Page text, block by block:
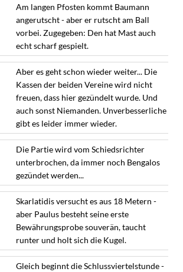
Am langen Pfosten kommt Baumann
angerutscht - aber er rutscht am Ball
vorbei. Zugegeben: Den hat Mast auch
echt scharf gespielt.
Aber es geht schon wieder weiter... Die
Kassen der beiden Vereine wird nicht
freuen, dass hier gezündelt wurde. Und
auch sonst Niemanden. Unverbesserliche
gibt es leider immer wieder.
Die Partie wird vom Schiedsrichter
unterbrochen, da immer noch Bengalos
gezündet werden...
Skarlatidis versucht es aus 18 Metern -
aber Paulus besteht seine erste
Bewährungsprobe souverän, taucht
runter und holt sich die Kugel.
Gleich beginnt die Schlussviertelstunde -